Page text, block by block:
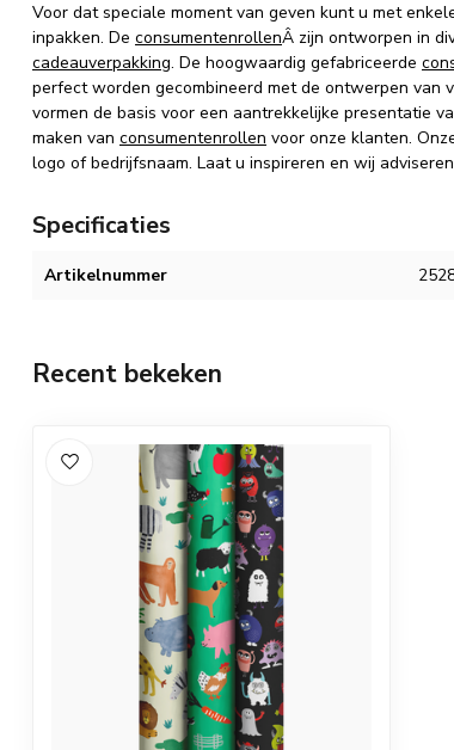
Voor dat speciale moment van geven kunt u met
inpakken. De consumentenrollenÂ zijn ontworpen in
cadeauverpakking. De hoogwaardig gefabriceerde
perfect worden gecombineerd met de ontwerpen van
vormen de basis voor een aantrekkelijke presentatie
maken van consumentenrollen voor onze klanten.
logo of bedrijfsnaam. Laat u inspireren en wij
Specificaties
Artikelnummer
Recent bekeken